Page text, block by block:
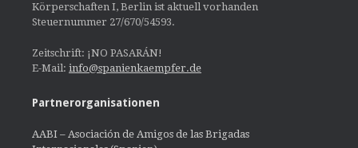
Körperschaften I, Berlin ist aktuell vorhanden
Steuernummer 27/670/54593.
Zeitschrift: ¡NO PASARÁN!
E-Mail: info@spanienkaempfer.de
Partnerorganisationen
AABI – Asociación de Amigos de las Brigadas